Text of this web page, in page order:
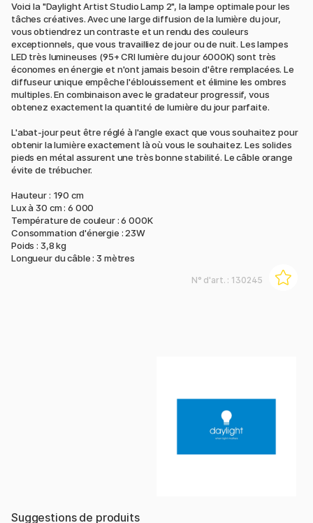
Voici la "Daylight Artist Studio Lamp 2", la lampe optimale pour les
tâches créatives. Avec une large diffusion de la lumière du jour,
vous obtiendrez un contraste et un rendu des couleurs
exceptionnels, que vous travailliez de jour ou de nuit. Les lampes
LED très lumineuses (95+ CRI lumière du jour 6000K) sont très
économes en énergie et n'ont jamais besoin d'être remplacées. Le
diffuseur unique empêche l'éblouissement et élimine les ombres
multiples. En combinaison avec le gradateur progressif, vous
obtenez exactement la quantité de lumière du jour parfaite.
L'abat-jour peut être réglé à l'angle exact que vous souhaitez pour
obtenir la lumière exactement là où vous le souhaitez. Les solides
pieds en métal assurent une très bonne stabilité. Le câble orange
évite de trébucher.
Hauteur : 190 cm
Lux à 30 cm : 6 000
Température de couleur : 6 000K
Consommation d'énergie : 23W
Poids : 3,8 kg
Longueur du câble : 3 mètres
N° d'art. : 130245
Suggestions de produits